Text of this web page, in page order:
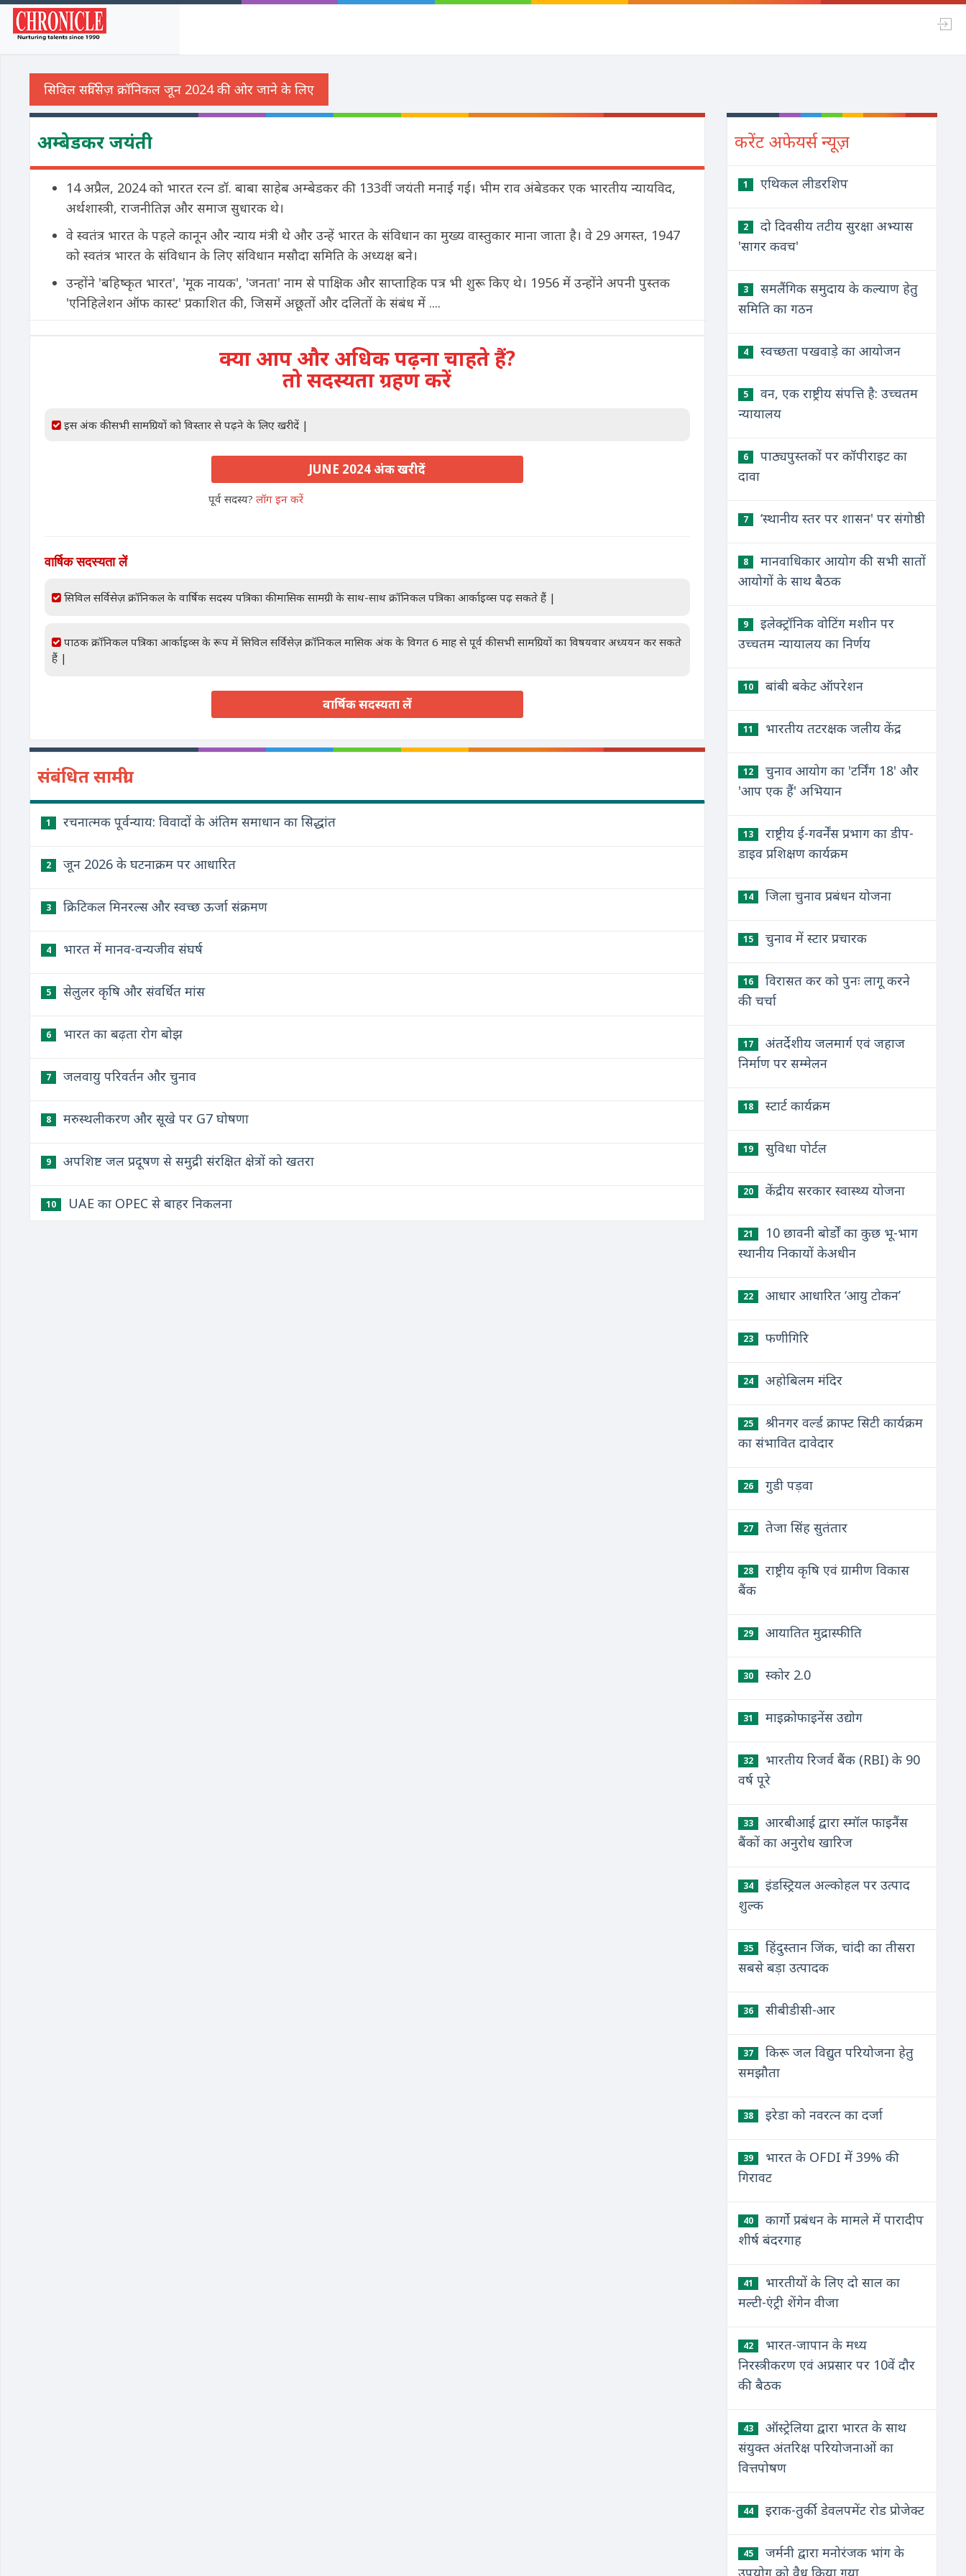
अम्बेडकर जयंती
14 अप्रैल, 2024 को भारत रत्न डॉ. बाबा साहेब अम्बेडकर की 133वीं जयंती मनाई गई। भीम राव अंबेडकर एक भारतीय न्यायविद,
अर्थशास्त्री, राजनीतिज्ञ और समाज सुधारक थे।
वे स्वतंत्र भारत के पहले कानून और न्याय मंत्री थे और उन्हें भारत के संविधान का मुख्य वास्तुकार माना जाता है। वे 29 अगस्त, 1947
को स्वतंत्र भारत के संविधान के लिए संविधान मसौदा समिति के अध्यक्ष बने।
उन्होंने 'बहिष्कृत भारत', 'मूक नायक', 'जनता' नाम से पाक्षिक और साप्ताहिक पत्र भी शुरू किए थे। 1956 में उन्होंने अपनी पुस्तक
'एनिहिलेशन ऑफ कास्ट' प्रकाशित की, जिसमें अछूतों और दलितों के संबंध में ....
क्या आप और अधिक पढ़ना चाहते हैं?
तो सदस्यता ग्रहण करें
इस अंक की सभी सामग्रियों को विस्तार से पढ़ने के लिए खरीदें |
JUNE 2024 अंक खरीदें
पूर्व सदस्य?लॉग इन करें
वार्षिक सदस्यता लें
सिविल सर्विसेज़ क्रॉनिकल के वार्षिक सदस्य पत्रिका की मासिक सामग्री के साथ-साथ क्रॉनिकल पत्रिका आर्काइव्स पढ़ सकते हैं |
पाठक क्रॉनिकल पत्रिका आर्काइव्स के रूप में सिविल सर्विसेज़ क्रॉनिकल मासिक अंक के विगत 6 माह से पूर्व की सभी सामग्रियों का विषयवार अध्ययन कर सकते
हैं |
वार्षिक सदस्यता लें
संबंधित सामग्री
1 रचनात्मक पूर्वन्याय: विवादों के अंतिम समाधान का सिद्धांत
2 जून 2026 के घटनाक्रम पर आधारित
3 क्रिटिकल मिनरल्स और स्वच्छ ऊर्जा संक्रमण
4 भारत में मानव-वन्यजीव संघर्ष
5 सेलुलर कृषि और संवर्धित मांस
6 भारत का बढ़ता रोग बोझ
7 जलवायु परिवर्तन और चुनाव
8 मरुस्थलीकरण और सूखे पर G7 घोषणा
9 अपशिष्ट जल प्रदूषण से समुद्री संरक्षित क्षेत्रों को खतरा
10 UAE का OPEC से बाहर निकलना
करेंट अफेयर्स न्यूज़
1 एथिकल लीडरशिप
2
दो दिवसीय तटीय सुरक्षा अभ्यास
'सागर कवच'
3
समलैंगिक समुदाय के कल्याण हेतु
समिति का गठन
4 स्वच्छता पखवाड़े का आयोजन
5
वन, एक राष्ट्रीय संपत्ति है: उच्चतम
न्यायालय
6
पाठ्यपुस्तकों पर कॉपीराइट का
दावा
7 ‘स्थानीय स्तर पर शासन' पर संगोष्ठी
8
मानवाधिकार आयोग की सभी सातों
आयोगों के साथ बैठक
9
इलेक्ट्रॉनिक वोटिंग मशीन पर
उच्चतम न्यायालय का निर्णय
10 बांबी बकेट ऑपरेशन
11 भारतीय तटरक्षक जलीय केंद्र
12
चुनाव आयोग का 'टर्निंग 18' और
'आप एक हैं' अभियान
13
राष्ट्रीय ई-गवर्नेंस प्रभाग का डीप-
डाइव प्रशिक्षण कार्यक्रम
14 जिला चुनाव प्रबंधन योजना
15 चुनाव में स्टार प्रचारक
16
विरासत कर को पुनः लागू करने
की चर्चा
17
अंतर्देशीय जलमार्ग एवं जहाज
निर्माण पर सम्मेलन
18 स्टार्ट कार्यक्रम
19 सुविधा पोर्टल
20 केंद्रीय सरकार स्वास्थ्य योजना
21
10 छावनी बोर्डों का कुछ भू-भाग
स्थानीय निकायों केअधीन
22 आधार आधारित ‘आयु टोकन’
23 फणीगिरि
24 अहोबिलम मंदिर
25
श्रीनगर वर्ल्ड क्राफ्ट सिटी कार्यक्रम
का संभावित दावेदार
26 गुडी पड़वा
27 तेजा सिंह सुतंतार
28
राष्ट्रीय कृषि एवं ग्रामीण विकास
बैंक
29 आयातित मुद्रास्फीति
30 स्कोर 2.0
31 माइक्रोफाइनेंस उद्योग
32
भारतीय रिजर्व बैंक (RBI) के 90
वर्ष पूरे
33
आरबीआई द्वारा स्मॉल फाइनैंस
बैंकों का अनुरोध खारिज
34
इंडस्ट्रियल अल्कोहल पर उत्पाद
शुल्क
35
हिंदुस्तान जिंक, चांदी का तीसरा
सबसे बड़ा उत्पादक
36 सीबीडीसी-आर
37
किरू जल विद्युत परियोजना हेतु
समझौता
38 इरेडा को नवरत्न का दर्जा
39
भारत के OFDI में 39% की
गिरावट
40
कार्गो प्रबंधन के मामले में पारादीप
शीर्ष बंदरगाह
41
भारतीयों के लिए दो साल का
मल्टी-एंट्री शेंगेन वीजा
42
भारत-जापान के मध्य
निरस्त्रीकरण एवं अप्रसार पर 10वें दौर
की बैठक
43
ऑस्ट्रेलिया द्वारा भारत के साथ
संयुक्त अंतरिक्ष परियोजनाओं का
वित्तपोषण
44 इराक-तुर्की डेवलपमेंट रोड प्रोजेक्ट
45
जर्मनी द्वारा मनोरंजक भांग के
उपयोग को वैध किया गया